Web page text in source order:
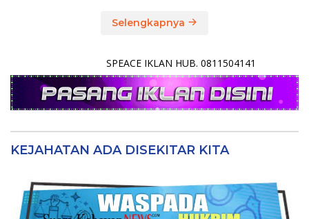
Selengkapnya
SPEACE IKLAN HUB. 0811504141
KEJAHATAN ADA DISEKITAR KITA